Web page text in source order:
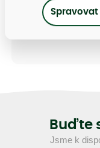
Buďte
Jsme k